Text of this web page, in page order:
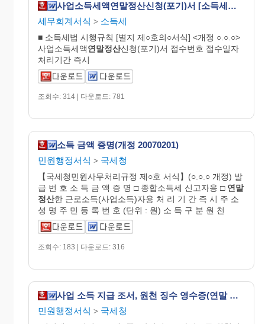
사업소득세액연말정산신청(포기)서 [소득세법 시행규칙 서식25의2]
세무회계서식 > 소득세
■ 소득세법 시행규칙 [별지 제○호의○서식] <개정 ○.○.○>
사업소득세액연말정산신청(포기)서 접수번호 접수일자
처리기간 즉시
조회수: 314 | 다운로드: 781
소득 금액 증명(개정 20070201)
민원행정서식 > 국세청
【국세청민원사무처리규정 제○호 서식】(○.○.○ 개정) 발
급 번 호 소 득 금 액 증 명 □ 종합소득세 신고자용 □ 연말
정산한 근로소득(사업소득)자용 처 리 기 간 즉 시 주 소
성 명 주 민 등 록 번 호 (단위 : 원) 소 득 구 분 원 천
조회수: 183 | 다운로드: 316
사업 소득 지급 조서, 원천 징수 영수증(연말 정산용)(개정 20060410)
민원행정서식 > 국세청